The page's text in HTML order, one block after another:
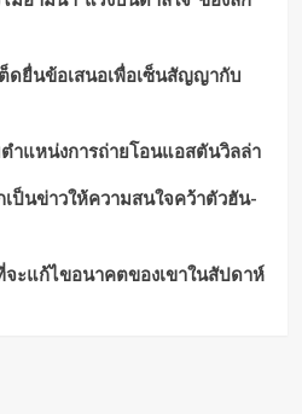
ต็ดยื่นข้อเสนอเพื่อเซ็นสัญญากับ
ำแหน่งการถ่ายโอนแอสตันวิลล่า
เป็นข่าวให้ความสนใจคว้าตัวฮัน-
ะแก้ไขอนาคตของเขาในสัปดาห์